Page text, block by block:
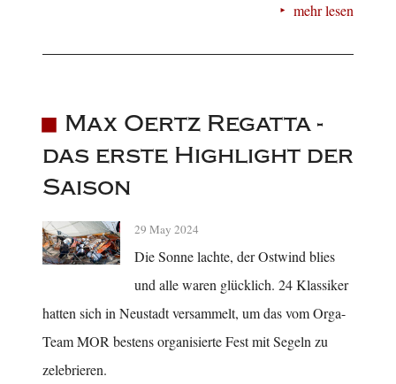
mehr lesen
Max Oertz Regatta -
das erste Highlight der
Saison
29 May 2024
Die Sonne lachte, der Ostwind blies
und alle waren glücklich. 24 Klassiker
hatten sich in Neustadt versammelt, um das vom Orga-
Team MOR bestens organisierte Fest mit Segeln zu
zelebrieren.